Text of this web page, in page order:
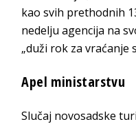
kao svih prethodnih
nedelju agencija na
„duži rok za vraćanje
Apel ministarstvu
Slučaj novosadske